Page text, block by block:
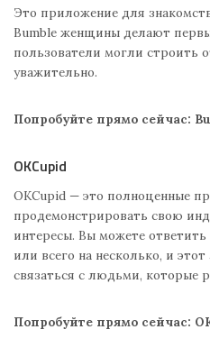
Это приложение для
Bumble женщины делают
пользователи могли строить
уважительно.
Попробуйте прямо сейчас:
OKCupid
OKCupid — это полноценные
продемонстрировать свою
интересы. Вы можете
или всего на несколько, и
связаться с людьми, которые
Попробуйте прямо сейчас: